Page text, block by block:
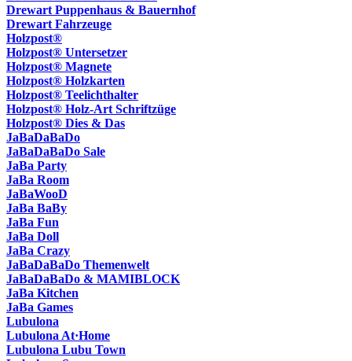
Drewart Puppenhaus & Bauernhof
Drewart Fahrzeuge
Holzpost®
Holzpost® Untersetzer
Holzpost® Magnete
Holzpost® Holzkarten
Holzpost® Teelichthalter
Holzpost® Holz-Art Schriftzüge
Holzpost® Dies & Das
JaBaDaBaDo
JaBaDaBaDo Sale
JaBa Party
JaBa Room
JaBaWooD
JaBa BaBy
JaBa Fun
JaBa Doll
JaBa Crazy
JaBaDaBaDo Themenwelt
JaBaDaBaDo & MAMIBLOCK
JaBa Kitchen
JaBa Games
Lubulona
Lubulona At·Home
Lubulona Lubu Town